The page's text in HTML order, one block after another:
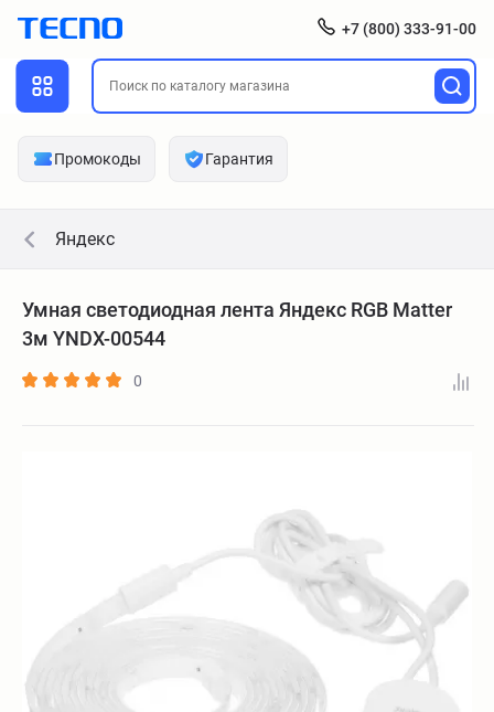
+7 (800) 333-91-00
Промокоды Гарантия
Яндекс
Умная светодиодная лента Яндекс RGB Matter
3м YNDX-00544
0